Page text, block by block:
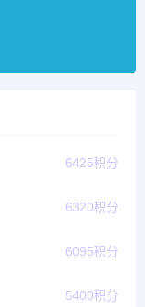
6425积分
6320积分
6095积分
5400积分